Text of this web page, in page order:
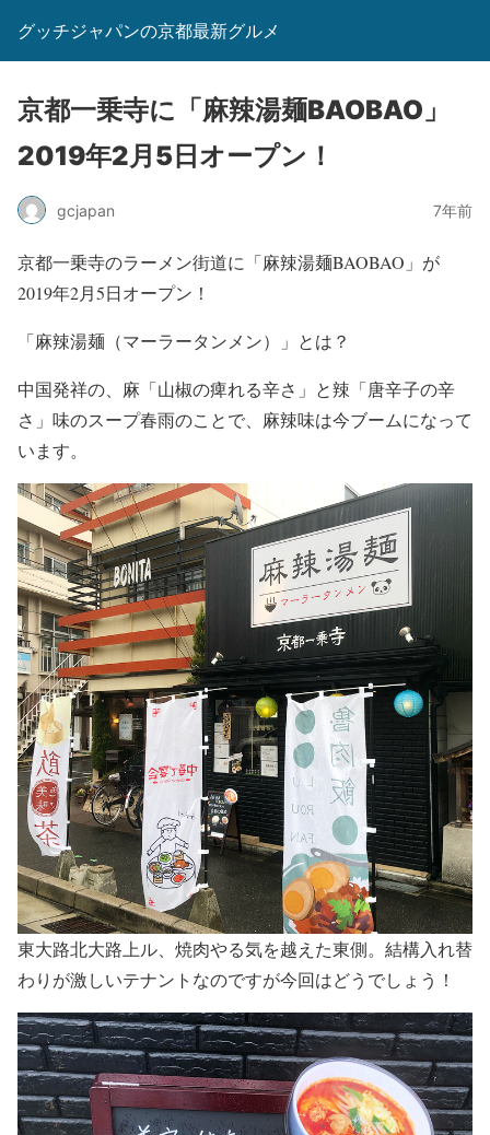
グッチジャパンの京都最新グルメ
京都一乗寺に「麻辣湯麺BAOBAO」
2019年2月5日オープン！
gcjapan 7年前
京都一乗寺のラーメン街道に「麻辣湯麺BAOBAO」が
2019年2月5日オープン！
「麻辣湯麺（マーラータンメン）」とは？
中国発祥の、麻「山椒の痺れる辛さ」と辣「唐辛子の辛
さ」味のスープ春雨のことで、麻辣味は今ブームになって
います。
東大路北大路上ル、焼肉やる気を越えた東側。結構入れ替
わりが激しいテナントなのですが今回はどうでしょう！